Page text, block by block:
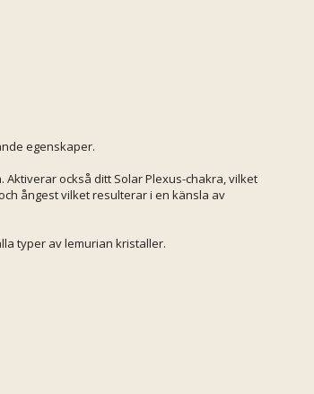
egenskaper.
också ditt Solar Plexus-chakra, vilket
ångest vilket resulterar i en känsla av
typer av lemurian kristaller.